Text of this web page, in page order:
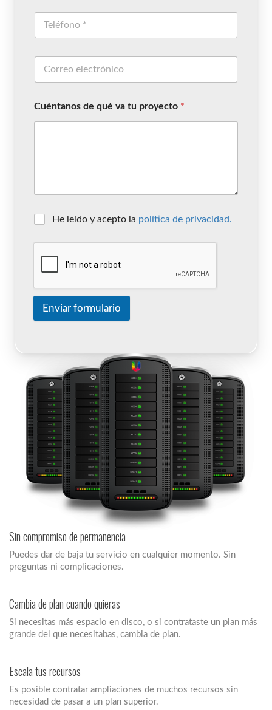
Cuéntanos de qué va tu proyecto *
He leído y acepto la política de privacidad.
Enviar formulario
Sin compromiso de permanencia
Puedes dar de baja tu servicio en cualquier momento. Sin
preguntas ni complicaciones.
Cambia de plan cuando quieras
Si necesitas más espacio en disco, o si contrataste un plan más
grande del que necesitabas, cambia de plan.
Escala tus recursos
Es posible contratar ampliaciones de muchos recursos sin
necesidad de pasar a un plan superior.